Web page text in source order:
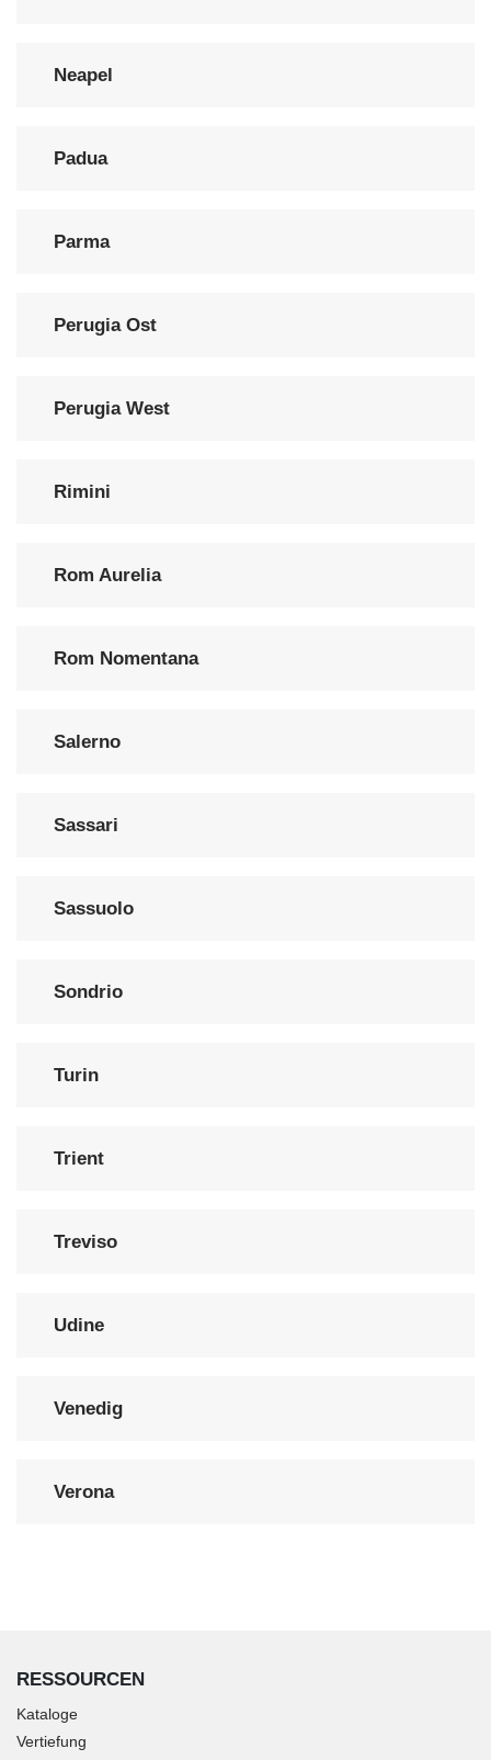
Neapel
Padua
Parma
Perugia Ost
Perugia West
Rimini
Rom Aurelia
Rom Nomentana
Salerno
Sassari
Sassuolo
Sondrio
Turin
Trient
Treviso
Udine
Venedig
Verona
RESSOURCEN
Kataloge
Vertiefung